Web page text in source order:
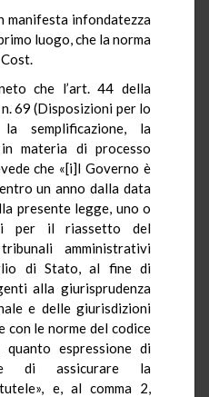
manifesta infondatezza
luogo, che la norma
che l’art. 44 della
69 (Disposizioni per lo
la semplificazione, la
materia di processo
che «[i]l Governo è
un anno dalla data
presente legge, uno o
per il riassetto del
amministrativi
di Stato, al fine di
alla giurisprudenza
e delle giurisdizioni
con le norme del codice
espressione di
di assicurare la
e, al comma 2,